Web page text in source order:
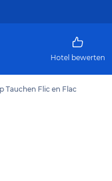
Hotel bewerten
Tauchen Flic en Flac